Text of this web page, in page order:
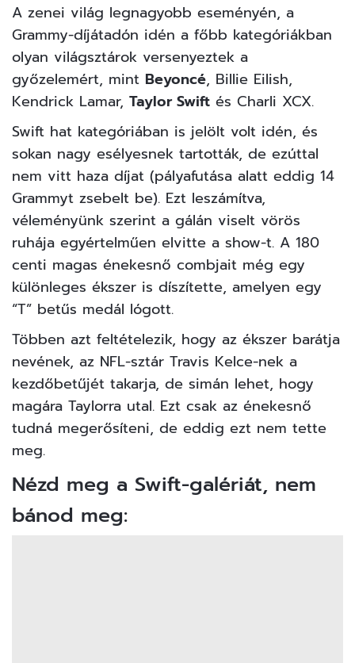
A zenei világ legnagyobb eseményén, a
Grammy-díjátadón idén a főbb kategóriákban
olyan világsztárok versenyeztek a
győzelemért, mint Beyoncé, Billie Eilish,
Kendrick Lamar, Taylor Swift és Charli XCX.
Swift hat kategóriában is jelölt volt idén, és
sokan nagy esélyesnek tartották, de ezúttal
nem vitt haza díjat (pályafutása alatt eddig 14
Grammyt zsebelt be). Ezt leszámítva,
véleményünk szerint a gálán viselt vörös
ruhája egyértelműen elvitte a show-t. A 180
centi magas énekesnő combjait még egy
különleges ékszer is díszítette, amelyen egy
“T” betűs medál lógott.
Többen azt feltételezik, hogy az ékszer barátja
nevének, az NFL-sztár Travis Kelce-nek a
kezdőbetűjét takarja, de simán lehet, hogy
magára Taylorra utal. Ezt csak az énekesnő
tudná megerősíteni, de eddig ezt nem tette
meg.
Nézd meg a Swift-galériát, nem
bánod meg: